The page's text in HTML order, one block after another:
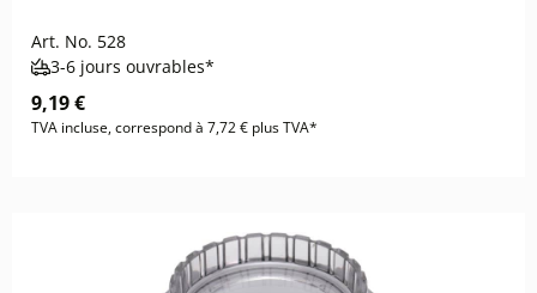
Art. No. 528
3-6 jours ouvrables*
9,19 €
TVA incluse, correspond à 7,72 € plus TVA*